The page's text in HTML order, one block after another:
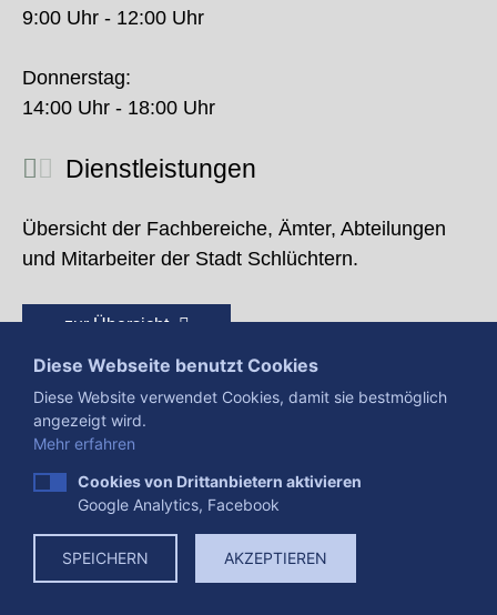
9:00 Uhr - 12:00 Uhr
Donnerstag:
14:00 Uhr - 18:00 Uhr
Dienstleistungen
Übersicht der Fachbereiche, Ämter, Abteilungen
und Mitarbeiter der Stadt Schlüchtern.
zur Übersicht
Presse Impressum
Datenschutzerklärung
Datenverarbeitung
Cookies
Diese Webseite benutzt Cookies
Diese Website verwendet Cookies, damit sie bestmöglich
angezeigt wird.
Mehr erfahren
Cookies von Drittanbietern aktivieren
Google Analytics, Facebook
SPEICHERN AKZEPTIEREN